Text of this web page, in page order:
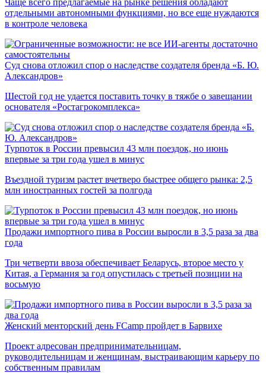
Чаще всего предлагаемые на рынке решения обладают
отдельными автономными функциями, но все еще нуждаются
в контроле человека
Суд снова отложил спор о наследстве создателя бренда «Б. Ю.
Александров»
Шестой год не удается поставить точку в тяжбе о завещании
основателя «Ростагрокомплекса»
Турпоток в России превысил 43 млн поездок, но июнь
впервые за три года ушел в минус
Въездной туризм растет вчетверо быстрее общего рынка: 2,5
млн иностранных гостей за полгода
Продажи импортного пива в России выросли в 3,5 раза за два
года
Три четверти ввоза обеспечивает Беларусь, второе место у
Китая, а Германия за год опустилась с третьей позиции на
восьмую
Женский менторский день FCamp пройдет в Барвихе
Проект адресован предпринимательницам,
руководительницам и женщинам, выстраивающим карьеру по
собственным правилам